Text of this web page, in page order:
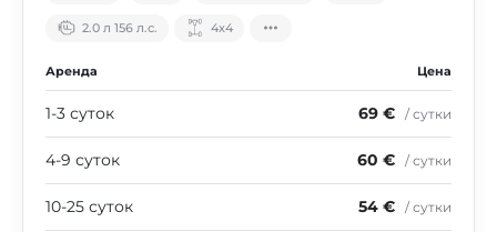
2.0 л 156 л.с. 4х4
Аренда Цена
1-3 суток 69 € / сутки
4-9 суток 60 € / сутки
10-25 суток 54 € / сутки